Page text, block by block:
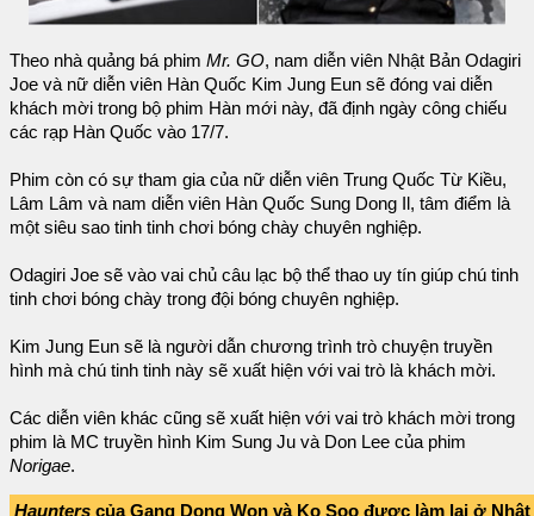
Theo nhà quảng bá phim Mr. GO, nam diễn viên Nhật Bản Odagiri
Joe và nữ diễn viên Hàn Quốc Kim Jung Eun sẽ đóng vai diễn
khách mời trong bộ phim Hàn mới này, đã định ngày công chiếu
các rạp Hàn Quốc vào 17/7.
Phim còn có sự tham gia của nữ diễn viên Trung Quốc Từ Kiều,
Lâm Lâm và nam diễn viên Hàn Quốc Sung Dong Il, tâm điểm là
một siêu sao tinh tinh chơi bóng chày chuyên nghiệp.
Odagiri Joe sẽ vào vai chủ câu lạc bộ thể thao uy tín giúp chú tinh
tinh chơi bóng chày trong đội bóng chuyên nghiệp.
Kim Jung Eun sẽ là người dẫn chương trình trò chuyện truyền
hình mà chú tinh tinh này sẽ xuất hiện với vai trò là khách mời.
Các diễn viên khác cũng sẽ xuất hiện với vai trò khách mời trong
phim là MC truyền hình Kim Sung Ju và Don Lee của phim
Norigae.
Haunters của Gang Dong Won và Ko Soo được làm lại ở Nhật